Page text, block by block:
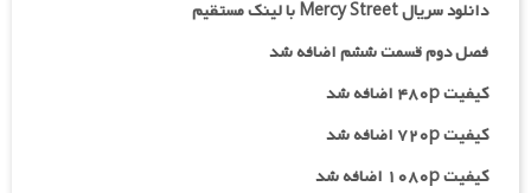
دانلود سریال Mercy Street با لینک مستقیم
فصل دوم قسمت ششم اضافه شد
کیفیت ۴۸۰p اضافه شد
کیفیت ۷۲۰p
اضافه شد
کیفیت ۱۰۸۰p اضافه شد